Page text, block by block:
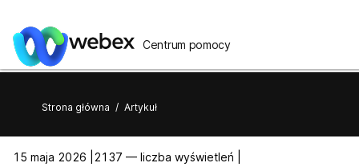
Centrum pomocy
Strona główna / Artykuł
15 maja 2026 |
2137 — liczba wyświetleń |